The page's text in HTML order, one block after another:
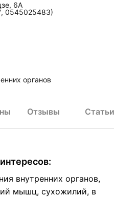
6А
0545025483)
органов
Отзывы Статьи
внутренних органов,
мышц, сухожилий, в